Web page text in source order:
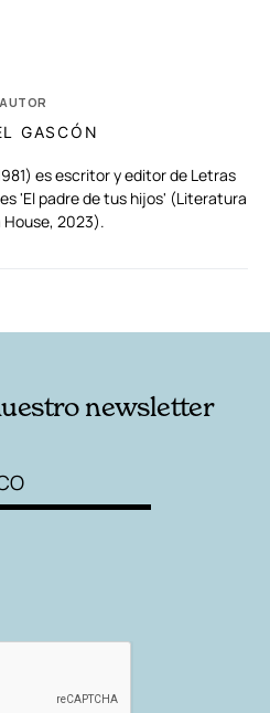
AUTOR
GASCÓN
es escritor y editor de Letras
'El padre de tus hijos' (Literatura
House, 2023).
newsletter